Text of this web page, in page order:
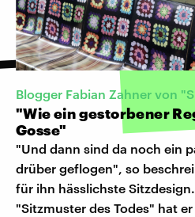
Blogger Fabian Zahner von
"Wie ein gestorbener
Gosse"
"Und dann sind da noch ein
drüber geflogen", so
für ihn hässlichste
"Sitzmuster des Todes" hat